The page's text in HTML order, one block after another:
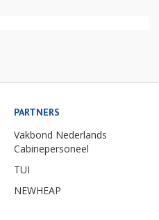
PARTNERS
Vakbond Nederlands
Cabinepersoneel
TUI
NEWHEAP